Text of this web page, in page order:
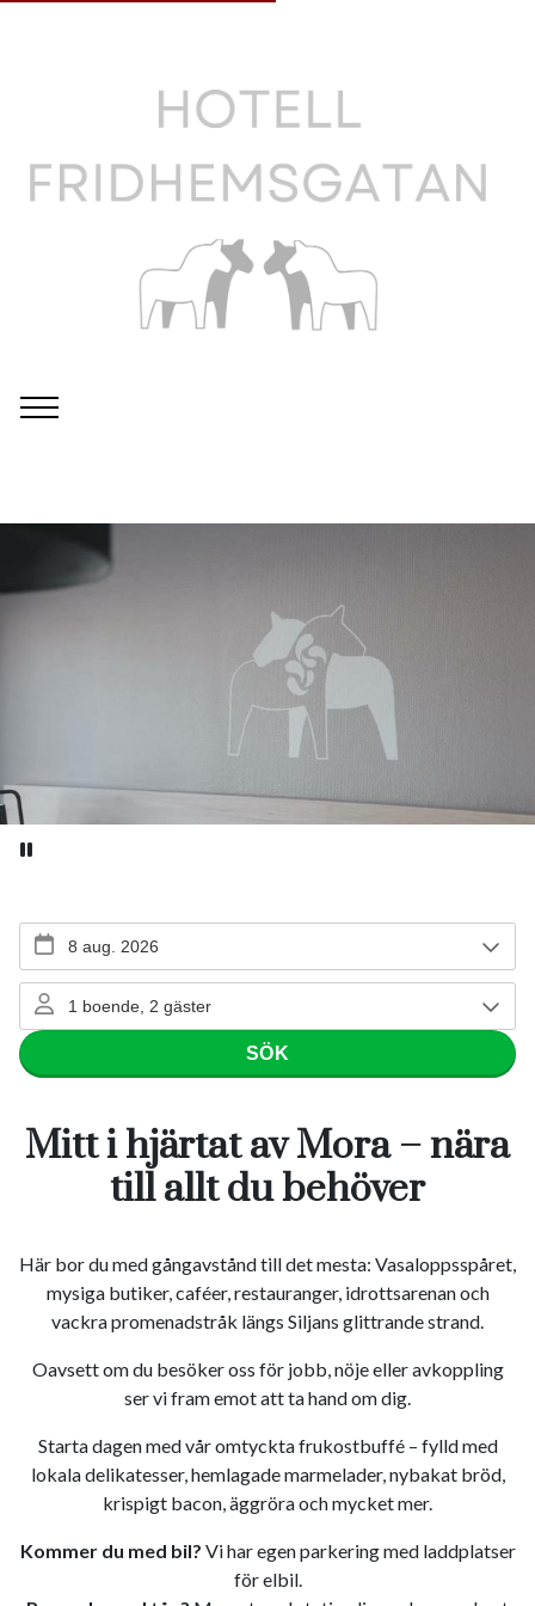
Mitt i hjärtat av Mora – nära
till allt du behöver
Här bor du med gångavstånd till det mesta: Vasaloppsspåret,
mysiga butiker, caféer, restauranger, idrottsarenan och
vackra promenadstråk längs Siljans glittrande strand.
Oavsett om du besöker oss för jobb, nöje eller avkoppling
ser vi fram emot att ta hand om dig.
Starta dagen med vår omtyckta frukostbuffé – fylld med
lokala delikatesser, hemlagade marmelader, nybakat bröd,
krispigt bacon, äggröra och mycket mer.
Kommer du med bil? Vi har egen parkering med laddplatser
för elbil.